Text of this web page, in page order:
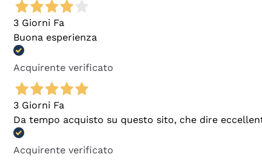
3 Giorni Fa
Buona esperienza
Acquirente verificato
3 Giorni Fa
Da tempo acquisto su questo sito, che dire
Acquirente verificato